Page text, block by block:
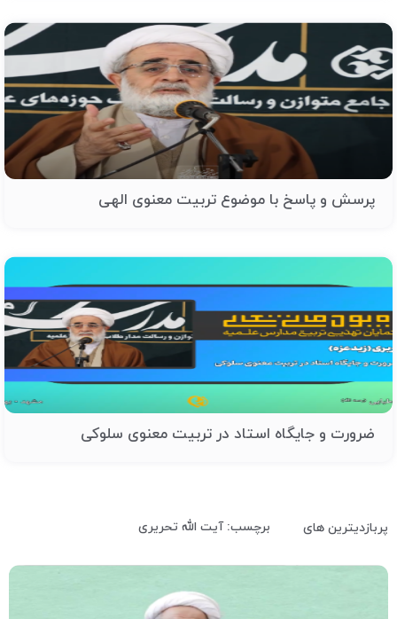
پرسش و پاسخ با موضوع تربیت معنوی الهی
ضرورت و جایگاه استاد در تربیت معنوی سلوکی
پربازدیترین های برچسب: آیت الله تحریری